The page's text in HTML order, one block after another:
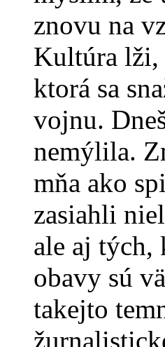
znovu na
Kultúra lži,
ktorá sa
vojnu.
nemýlila.
mňa ako
zasiahli
ale aj tých,
obavy sú
takejto